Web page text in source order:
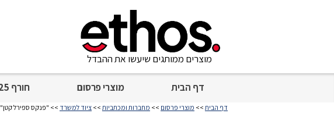
דף הבית מוצרי פרסום חורף 2025
מוצרים ממותגים שיעשו את ההבדל
דף הבית >> מוצרי פרסום >> מחברות ומכתביות >> ציוד למשרד >> "פנקס ספירל קטן"